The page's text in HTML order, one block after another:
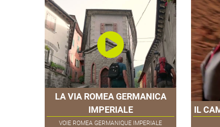
LA VIA ROMEA GERMANICA
IMPERIALE
VOIE ROMEA GERMANIQUE IMPERIALE
IL